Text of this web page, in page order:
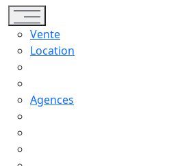
Toggle navigation
Vente
Location
Agences